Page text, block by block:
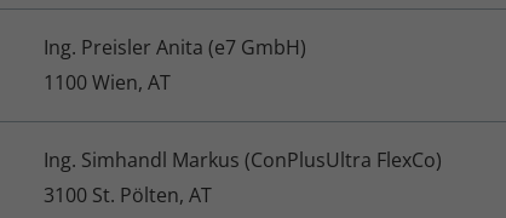
Ing. Preisler Anita (e7 GmbH)
1100 Wien, AT
Ing. Simhandl Markus (ConPlusUltra FlexCo)
3100 St. Pölten, AT